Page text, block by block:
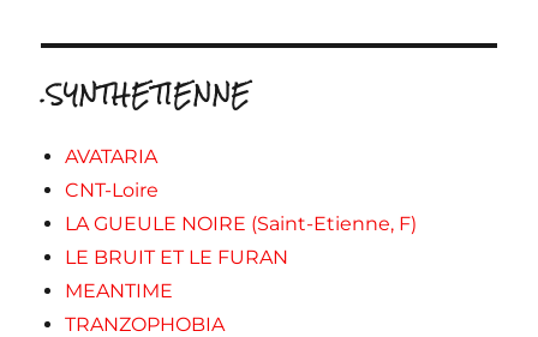
.SYNTHETIENNE
AVATARIA
CNT-Loire
LA GUEULE NOIRE (Saint-Etienne, F)
LE BRUIT ET LE FURAN
MEANTIME
TRANZOPHOBIA